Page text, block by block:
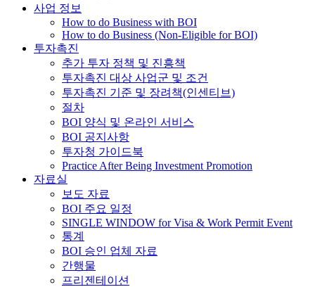
사업 정보
How to do Business with BOI
How to do Business (Non-Eligible for BOI)
투자촉진
추가 투자 정책 및 진흥책
투자촉진 대상 사업군 및 조건
투자촉진 기준 및 장려책(인센티브)
절차
BOI 양식 및 온라인 서비스
BOI 공지사항
투자청 가이드북
Practice After Being Investment Promotion
자료실
보도 자료
BOI 주요 일정
SINGLE WINDOW for Visa & Work Permit Event
통계
BOI 승인 업체 자료
간행물
프리젠테이션